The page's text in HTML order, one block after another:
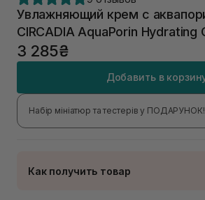
Увлажняющий крем с
CIRCADIA AquaPorin
3 285₴
Добавить в
Набір мініатюр та тестерів у ПОДАРУНОК!
Как получить товар